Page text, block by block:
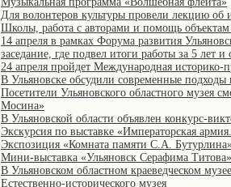
Для волонтеров культуры провели лекцию об
Школы, работа с авторами и помощь объектам
14 апреля в рамках Форума развития
заседание, где подвел итоги работы за 5 лет
24 апреля пройдет Международная историко-
В Ульяновске обсудили современные подходы
Посетители Ульяновского областного музея
Мосина»
В Ульяновской области объявлен конкурс-
Экскурсия по выставке «Императорская
Экспозиция «Комната памяти С.А.
Мини-выставка «Ульяновск Серафима Титова»
В Ульяновском областном краеведческом
Естественно-исторического музея